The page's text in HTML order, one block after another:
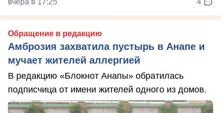
вчера в 17:25 4
Обращение в редакцию
Амброзия захватила пустырь в Анапе и
мучает жителей аллергией
В редакцию «Блокнот Анапы» обратилась
подписчица от имени жителей одного из домов.